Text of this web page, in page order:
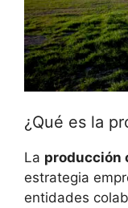
¿Qué es la
La producción
estrategia
entidades